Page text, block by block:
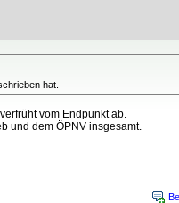
hat.
vom Endpunkt ab.
und dem ÖPNV insgesamt.